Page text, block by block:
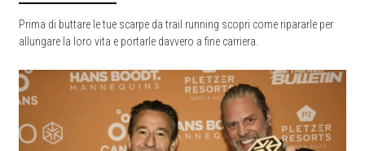
Prima di buttare le tue scarpe da trail running scopri come ripararle per
allungare la loro vita e portarle davvero a fine carriera.